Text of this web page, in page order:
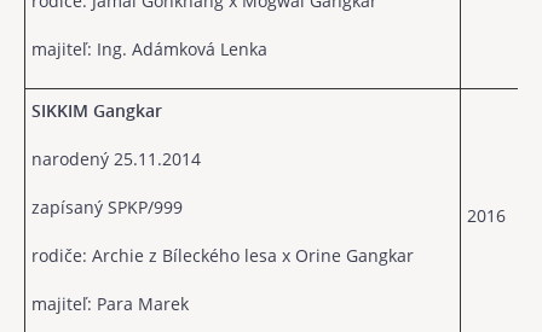
majiteľ: Ing. Adámková Lenka
SIKKIM Gangkar
narodený 25.11.2014
zapísaný SPKP/999
rodiče: Archie z Bíleckého lesa x Orine Gangkar
majiteľ: Para Marek
2016